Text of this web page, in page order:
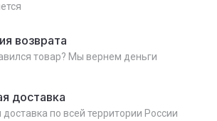
возврата
товар? Мы вернем деньги
доставка
по всей территории России